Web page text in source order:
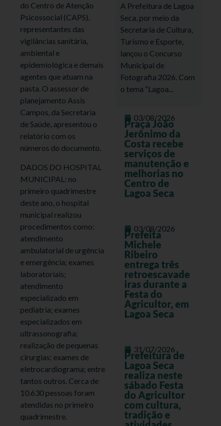
do Centro de Atenção
Psicossocial (CAPS),
representantes das
vigilâncias sanitária,
ambiental e
epidemiológica e demais
agentes que atuam na
pasta. O assessor de
planejamento Assis
Campos, da Secretaria
de Saúde, apresentou o
relatório com os
números do documento.
DADOS DO HOSPITAL
MUNICIPAL: no
primeiro quadrimestre
deste ano, o hospital
municipal realizou
procedimentos como:
atendimento
ambulatorial de urgência
e emergência; exames
laboratoriais;
atendimento
especializado em
pediatria; exames
especializados em
ultrassonografia;
realização de pequenas
cirurgias; exames de
eletrocardiograma; entre
tantos outros. Cerca de
10.630 pessoas foram
atendidas no primeiro
quadrimestre.
A Prefeitura de Lagoa
Seca, por meio da
Secretaria de Cultura,
Turismo e Esporte,
lançou o Concurso
Municipal de
Fotografia 2026. Com
o tema “Lagoa...
03/08/2026
Praça João
Jerônimo da
Costa recebe
serviços de
manutenção e
melhorias no
Centro de
Lagoa Seca
03/08/2026
Prefeita
Michele
Ribeiro
entrega três
retroescavade
iras durante a
Festa do
Agricultor, em
Lagoa Seca
31/07/2026
Prefeitura de
Lagoa Seca
realiza neste
sábado Festa
do Agricultor
com cultura,
tradição e